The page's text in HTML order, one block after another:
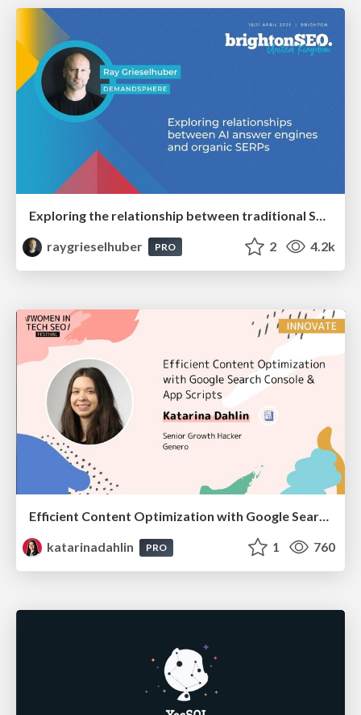
raygrieselhuber
PRO 2 4.2k
Efficient Content Optimization with Google Search Console & Apps Script
katarinadahlin
PRO 1 760